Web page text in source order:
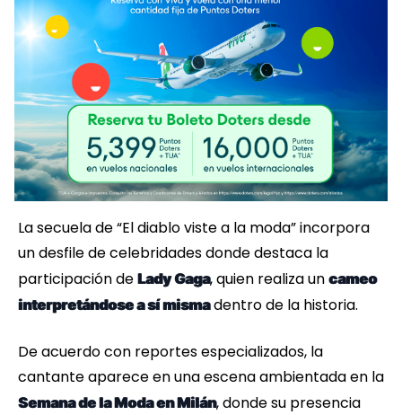
La secuela de “El diablo viste a la moda” incorpora
un desfile de celebridades donde destaca la
participación de Lady Gaga, quien realiza un cameo
interpretándose a sí mismadentro de la historia.
De acuerdo con reportes especializados, la
cantante aparece en una escena ambientada en la
Semana de la Moda en Milán, donde su presencia